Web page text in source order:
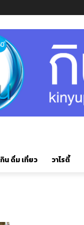
กิน ดื่ม เที่ยว วาไรตี้